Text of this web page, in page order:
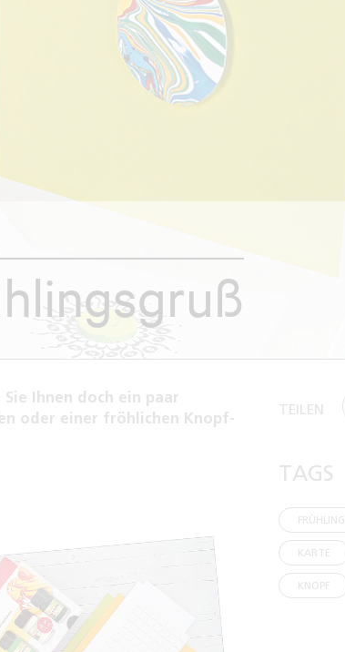
Ihnen doch ein paar
oder einer fröhlichen Knopf-
TEILEN
TAGS
FRÜHLING
KARTE
KNOPF